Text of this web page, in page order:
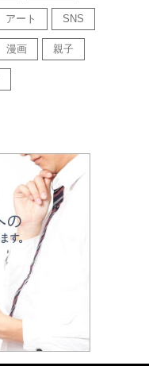
アート SNS
漫画 親子